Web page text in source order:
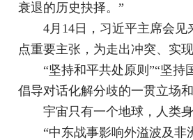
衰退的历史抉择。”
4月14日，习近平主席会
点重要主张，为走出冲突、实
“坚持和平共处原则”“坚
倡导对话化解分歧的一贯立场
宇宙只有一个地球，人类
“中东战事影响外溢波及